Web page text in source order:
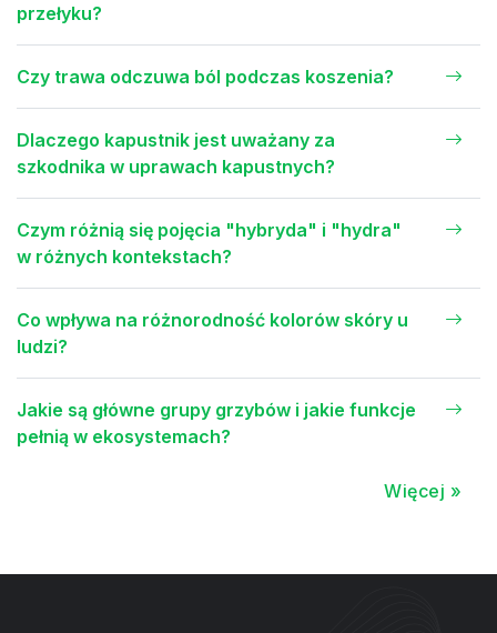
przełyku?
Czy trawa odczuwa ból podczas koszenia?
Dlaczego kapustnik jest uważany za
szkodnika w uprawach kapustnych?
Czym różnią się pojęcia "hybryda" i "hydra"
w różnych kontekstach?
Co wpływa na różnorodność kolorów skóry u
ludzi?
Jakie są główne grupy grzybów i jakie funkcje
pełnią w ekosystemach?
Więcej »